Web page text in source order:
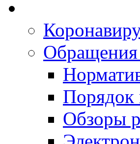
Обращения
Порядок
Обзоры